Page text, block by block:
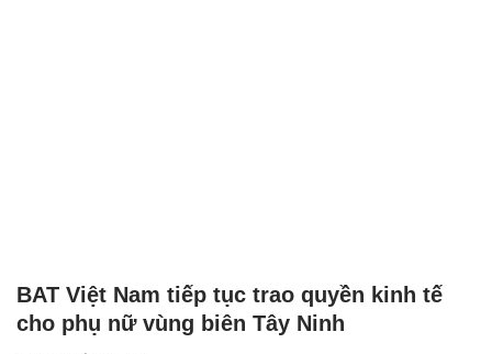
BAT Việt Nam tiếp tục trao quyền kinh tế
cho phụ nữ vùng biên Tây Ninh